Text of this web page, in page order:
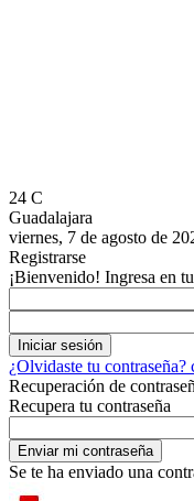
24 C
Guadalajara
viernes, 7 de agosto de
Registrarse
¡Bienvenido! Ingresa en
¿Olvidaste tu contraseña?
Recuperación de
Recupera tu contraseña
Se te ha enviado una